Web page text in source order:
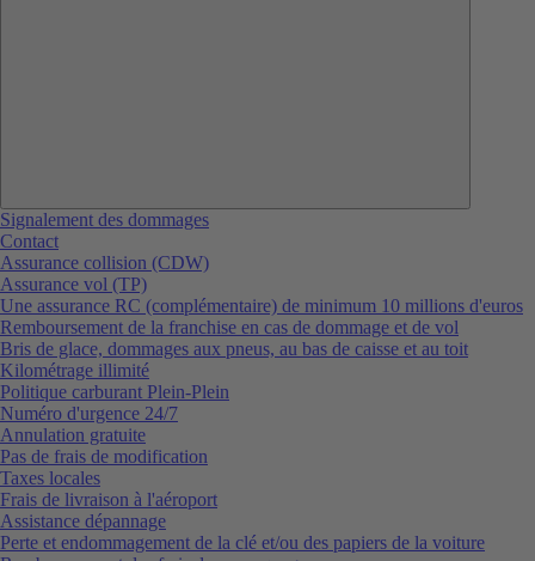
Signalement des dommages
Contact
Assurance collision (CDW)
Assurance vol (TP)
Une assurance RC (complémentaire) de minimum 10 millions d'euros
Remboursement de la franchise en cas de dommage et de vol
Bris de glace, dommages aux pneus, au bas de caisse et au toit
Kilométrage illimité
Politique carburant Plein-Plein
Numéro d'urgence 24/7
Annulation gratuite
Pas de frais de modification
Taxes locales
Frais de livraison à l'aéroport
Assistance dépannage
Perte et endommagement de la clé et/ou des papiers de la voiture